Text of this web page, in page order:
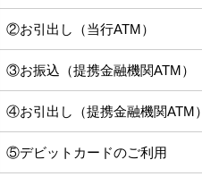
②お引出し（当行ATM）
③お振込（提携金融機関ATM）
④お引出し（提携金融機関ATM）
⑤デビットカードのご利用